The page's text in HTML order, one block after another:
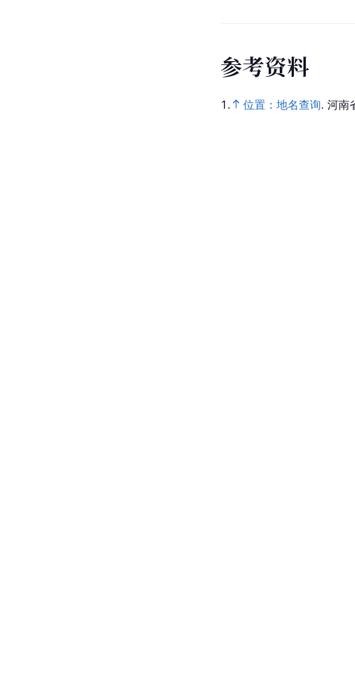
参考资料
1. 位置：地名查询. 河南